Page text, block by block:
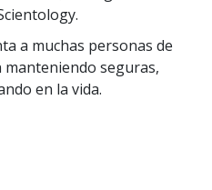
a muchas personas de
seguras,
en la vida.